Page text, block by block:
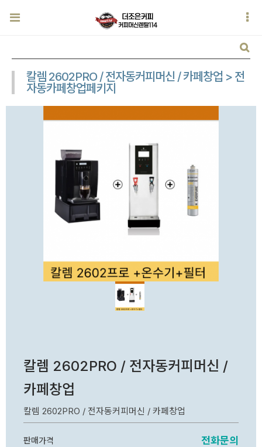
칼렘 2602PRO / 전자동커피머신 / 카페창업 > 전
자동카페창업페키지
칼렘 2602PRO / 전자동커피머신 /
카페창업
칼렘 2602PRO / 전자동커피머신 / 카페창업
판매가격 전화문의